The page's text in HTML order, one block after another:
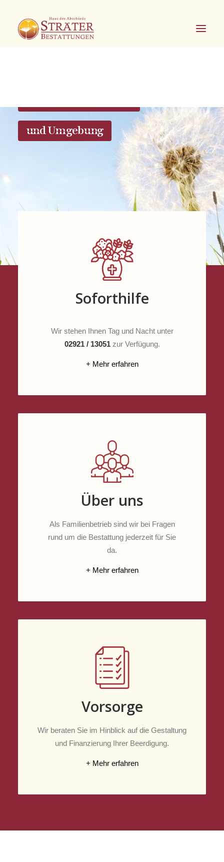
und Umgebung
Soforthilfe
Wir stehen Ihnen Tag und Nacht unter
02921 / 13051zur Verfügung.
+ Mehr erfahren
Über uns
Als Familienbetrieb sind wir bei Fragen
rund um die Bestattung jederzeit für Sie
da.
+ Mehr erfahren
Vorsorge
Wir beraten Sie im Hinblick auf die Gestaltung
und Finanzierung Ihrer Beerdigung.
+ Mehr erfahren